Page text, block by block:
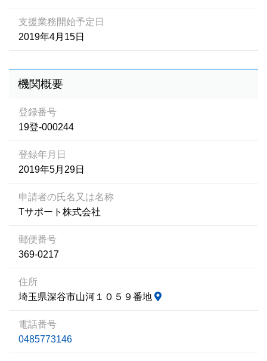
支援業務開始予定日
2019年4月15日
機関概要
登録番号
19登-000244
登録年月日
2019年5月29日
申請者の氏名又は名称
Tサポート株式会社
郵便番号
369-0217
住所
埼玉県深谷市山河１０５９番地
電話番号
0485773146